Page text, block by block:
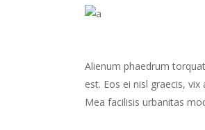
Alienum phaedrum
est. Eos ei nisl graecis,
Mea facilisis urbanitas